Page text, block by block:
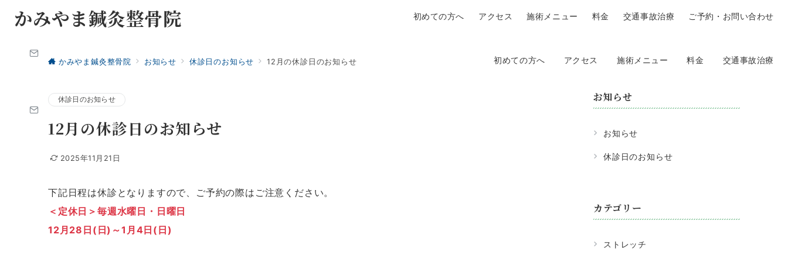
かみやま鍼灸整骨院
初めての方へ アクセス 施術メニュー 料金 交通事故治療
初めての方へ アクセス 施術メニュー 料金 交通事故治療 ご予約・お問い合わせ
かみやま鍼灸整骨院 お知らせ 休診日のお知らせ 12月の休診日のお知らせ
休診日のお知らせ
12月の休診日のお知らせ
2025年11月21日
下記日程は休診となりますので、ご予約の際はご注意ください。
＜定休日＞毎週水曜日・日曜日
12月28日(日)～1月4日(日)
お知らせ
お知らせ
休診日のお知らせ
カテゴリー
ストレッチ